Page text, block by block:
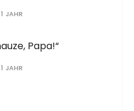
JAHR
Papa!“
JAHR